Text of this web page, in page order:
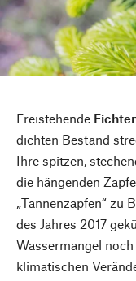
Freistehende
dichten Bestand
Ihre spitzen,
die hängenden
„Tannenzapfen“ zu
des Jahres 2017
Wassermangel
klimatischen